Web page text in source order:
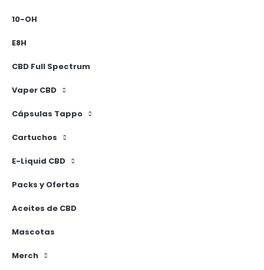
10-OH
E8H
CBD Full Spectrum
Vaper CBD
Cápsulas Tappo
Cartuchos
E-Liquid CBD
Packs y Ofertas
Aceites de CBD
Mascotas
Merch